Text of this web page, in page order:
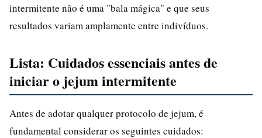
intermitente não é uma "bala mágica" e que seus
resultados variam amplamente entre indivíduos.
Lista: Cuidados essenciais antes de
iniciar o jejum intermitente
Antes de adotar qualquer protocolo de jejum, é
fundamental considerar os seguintes cuidados: